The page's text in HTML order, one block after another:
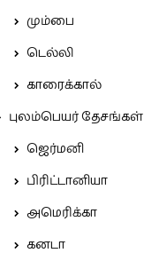
மும்பை
டெல்லி
காரைக்கால்
புலம்பெயர் தேசங்கள்
ஜெர்மனி
பிரிட்டானியா
அமெரிக்கா
கனடா